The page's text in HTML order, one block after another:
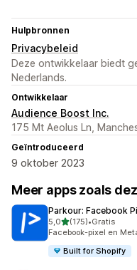
Hulpbronnen
Privacybeleid
Deze ontwikkelaar biedt
Nederlands.
Ontwikkelaar
Audience Boost Inc.
175 Mt Aeolus Ln,
Geïntroduceerd
9 oktober 2023
Meer apps zoals
Parkour: Facebook
5,0van 5 sterren
(175)
175 recensies in totaal
•Gratis
Facebook-pixel en
Built for Shopify